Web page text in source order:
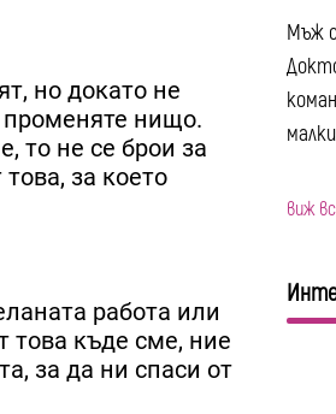
но докато не
променяте нищо.
то не се брои за
за което
работа или
това къде сме, ние
за да ни спаси от
Мъж
виж